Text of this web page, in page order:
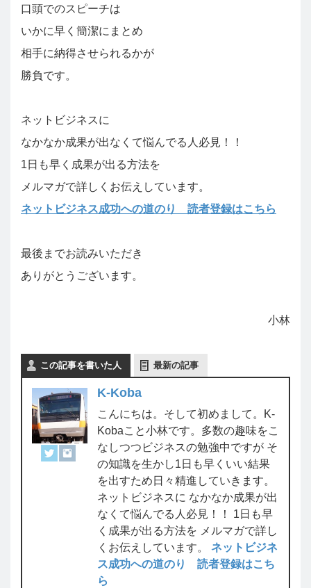
口頭でのスピーチは
いかに早く簡潔にまとめ
相手に納得させられるかが
勝負です。
ネットビジネスに
なかなか成果が出なくて悩んでる人必見！！
1日も早く成果が出る方法を
メルマガで詳しくお伝えしています。
ネットビジネス成功への道のり 読者登録はこちら
最後までお読みいただき
ありがとうございます。
小林
この記事を書いた人 最新の記事
K-Koba
こんにちは。そして初めまして。K-
Kobaこと小林です。多数の趣味をこ
なしつつビジネスの勉強中ですが そ
の知識を生かし1日も早くいい結果
を出すため日々精進していきます。
ネットビジネスに なかなか成果が出
なくて悩んでる人必見！！ 1日も早
く成果が出る方法を メルマガで詳し
くお伝えしています。 ネットビジネ
ス成功への道のり 読者登録はこち
ら